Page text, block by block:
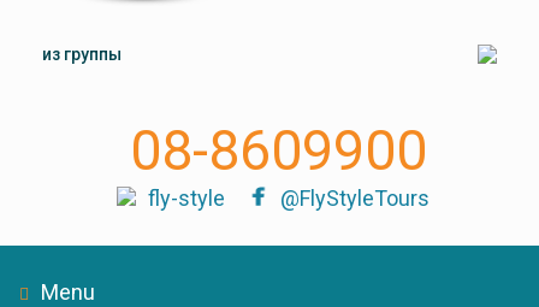
из группы
08-8609900
fly-style @FlyStyleTours
Menu